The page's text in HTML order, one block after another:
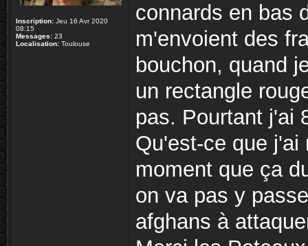
Inscription: Jeu 16 Avr 2020
08:15
Messages: 23
Localisation: Toulouse
connards en bas
m'envoient des
bouchon, quand
un rectangle
pas. Pourtant j'ai
Qu'est-ce que
moment que ça
on va pas y
afghans à